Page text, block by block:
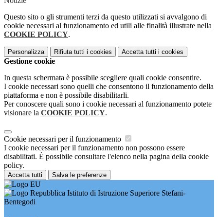
Questo sito o gli strumenti terzi da questo utilizzati si avvalgono di
cookie necessari al funzionamento ed utili alle finalità illustrate nella
COOKIE POLICY.
Personalizza Rifiuta tutti i cookies Accetta tutti i cookies
Gestione cookie
In questa schermata è possibile scegliere quali cookie consentire.
I cookie necessari sono quelli che consentono il funzionamento della
piattaforma e non è possibile disabilitarli.
Per conoscere quali sono i cookie necessari al funzionamento potete
visionare la COOKIE POLICY.
Cookie necessari per il funzionamento
I cookie necessari per il funzionamento non possono essere
disabilitati. È possibile consultare l'elenco nella pagina della cookie
policy.
Accetta tutti Salva le preferenze
Istituto di Istruzione Superiore Stefani-
Bentegodi